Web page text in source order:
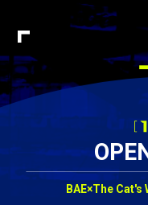
BAE×The